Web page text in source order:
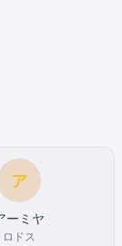
ア
ーミヤ
ロドス